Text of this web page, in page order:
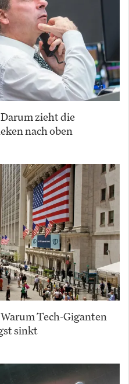
zieht die
nach oben
Tech-Giganten
sinkt